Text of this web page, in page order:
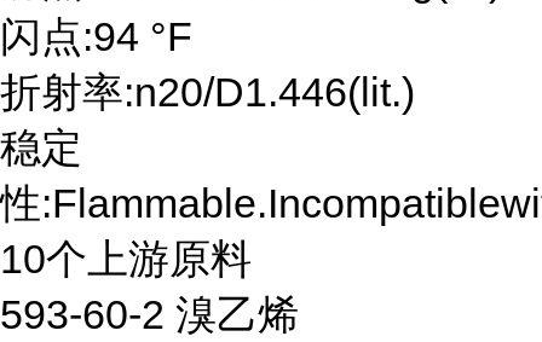
闪点:94 °F
折射率:n20/D1.446(lit.)
稳定
性
10个上游原料
593-60-2 溴乙烯